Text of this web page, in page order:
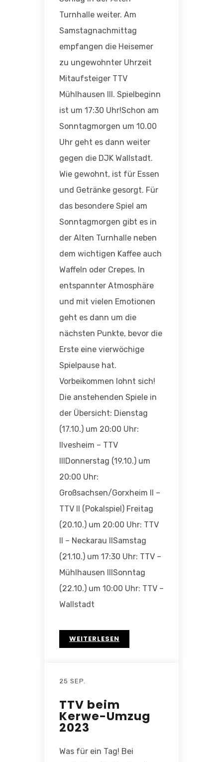
Turnhalle weiter. Am
Samstagnachmittag
empfangen die Heisemer
zu ungewohnter Uhrzeit
Mitaufsteiger TTV
Mühlhausen III. Spielbeginn
ist um 17:30 Uhr!Schon am
Sonntagmorgen um 10.00
Uhr geht es dann weiter
gegen die DJK Wallstadt.
Wie gewohnt, ist für Essen
und Getränke gesorgt. Für
das besondere Spiel am
Sonntagmorgen gibt es in
der Alten Turnhalle neben
dem wichtigen Kaffee auch
Waffeln oder Crepes. In
entspannter Atmosphäre
und mit vielen Emotionen
geht es dann um die
nächsten Punkte, bevor die
Erste eine vierwöchige
Spielpause hat.
Vorbeikommen lohnt sich!
Die anstehenden Spiele in
der Übersicht: Dienstag
(17.10.) um 20:00 Uhr:
Ilvesheim – TTV
IIIDonnerstag (19.10.) um
20:00 Uhr:
Großsachsen/Gorxheim II –
TTV II (Pokalspiel) Freitag
(20.10.) um 20:00 Uhr: TTV
II – Neckarau IISamstag
(21.10.) um 17:30 Uhr: TTV –
Mühlhausen IIISonntag
(22.10.) um 10:00 Uhr: TTV –
Wallstadt
WEITERLESEN
25 SEP.
TTV beim
Kerwe-Umzug
2023
Was für ein Tag! Bei